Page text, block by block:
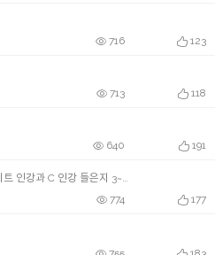
123
716
118
713
191
640
一經之訓(일경지훈) 우야수의 CS 인피니트 인강과 C 인강 들은지 3~4개월 후
177
774